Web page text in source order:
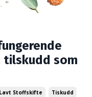
som
Lavt Stoffskifte Tiskudd